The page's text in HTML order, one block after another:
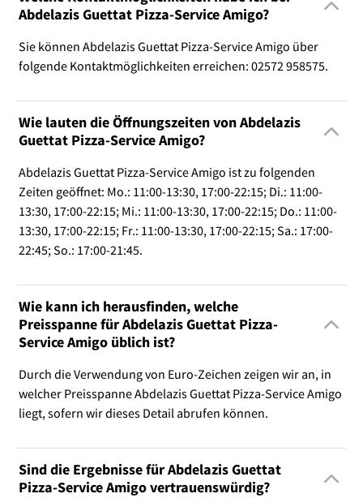
Abdelazis Guettat Pizza-Service Amigo?
Sie können Abdelazis Guettat Pizza-Service Amigo über
folgende Kontaktmöglichkeiten erreichen: 02572 958575.
Wie lauten die Öffnungszeiten von Abdelazis
Guettat Pizza-Service Amigo?
Abdelazis Guettat Pizza-Service Amigo ist zu folgenden
Zeiten geöffnet: Mo.: 11:00-13:30, 17:00-22:15; Di.: 11:00-
13:30, 17:00-22:15; Mi.: 11:00-13:30, 17:00-22:15; Do.: 11:00-
13:30, 17:00-22:15; Fr.: 11:00-13:30, 17:00-22:15; Sa.: 17:00-
22:45; So.: 17:00-21:45.
Wie kann ich herausfinden, welche
Preisspanne für Abdelazis Guettat Pizza-
Service Amigo üblich ist?
Durch die Verwendung von Euro-Zeichen zeigen wir an, in
welcher Preisspanne Abdelazis Guettat Pizza-Service Amigo
liegt, sofern wir dieses Detail abrufen können.
Sind die Ergebnisse für Abdelazis Guettat
Pizza-Service Amigo vertrauenswürdig?